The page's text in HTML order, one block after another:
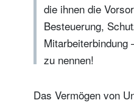
die ihnen die
Besteuerung,
Mitarbeiterbindung
zu nennen!
Das Vermögen von